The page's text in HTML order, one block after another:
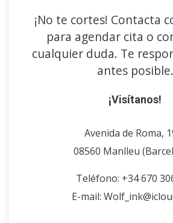
¡No te cortes! Contacta
para agendar cita o
cualquier duda. Te
antes posible.
¡Visítanos!
Avenida de Roma,
08560 Manlleu
Teléfono: +34 670
E-mail: